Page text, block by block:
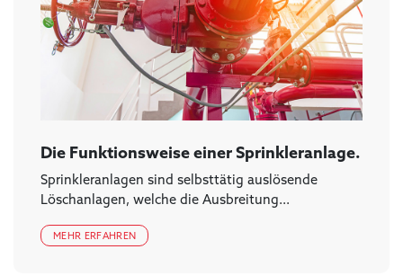
Die Funktionsweise einer Sprinkleranlage.
Sprinkleranlagen sind selbsttätig auslösende
Löschanlagen, welche die Ausbreitung...
MEHR ERFAHREN